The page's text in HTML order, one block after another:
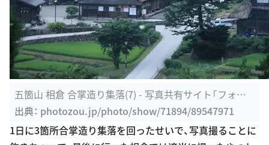
五箇山 相倉 合掌造り集落(7) - 写真共有サイト「フォト
蔵」
出典： photozou.jp/photo/show/71894/89547971
1日に3箇所合掌造り集落を回ったせいで、写真撮ることに